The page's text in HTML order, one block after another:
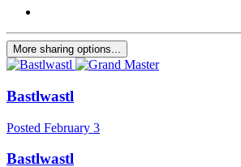
More sharing options...
Bastlwastl
Posted February 3
Bastlwastl